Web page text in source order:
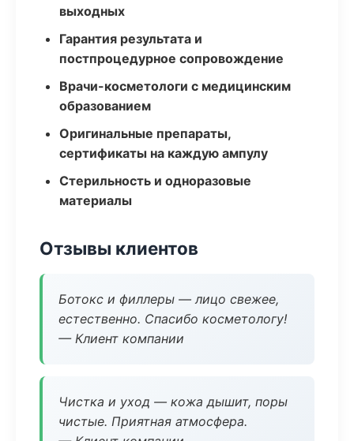
выходных
Гарантия результата и
постпроцедурное сопровождение
Врачи-косметологи с медицинским
образованием
Оригинальные препараты,
сертификаты на каждую ампулу
Стерильность и одноразовые
материалы
Отзывы клиентов
Ботокс и филлеры — лицо свежее,
естественно. Спасибо косметологу!
— Клиент компании
Чистка и уход — кожа дышит, поры
чистые. Приятная атмосфера.